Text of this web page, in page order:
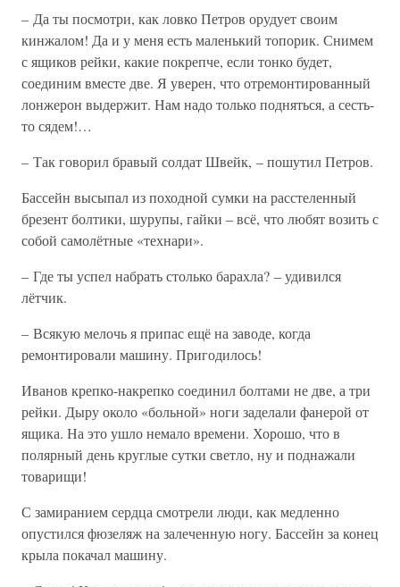
– Да ты посмотри, как ловко Петров орудует своим
кинжалом! Да и у меня есть маленький топорик. Снимем
с ящиков рейки, какие покрепче, если тонко будет,
соединим вместе две. Я уверен, что отремонтированный
лонжерон выдержит. Нам надо только подняться, а сесть-
то сядем!…
– Так говорил бравый солдат Швейк, – пошутил Петров.
Бассейн высыпал из походной сумки на расстеленный
брезент болтики, шурупы, гайки – всё, что любят возить с
собой самолётные «технари».
– Где ты успел набрать столько барахла? – удивился
лётчик.
– Всякую мелочь я припас ещё на заводе, когда
ремонтировали машину. Пригодилось!
Иванов крепко-накрепко соединил болтами не две, а три
рейки. Дыру около «больной» ноги заделали фанерой от
ящика. На это ушло немало времени. Хорошо, что в
полярный день круглые сутки светло, ну и поднажали
товарищи!
С замиранием сердца смотрели люди, как медленно
опустился фюзеляж на залеченную ногу. Бассейн за конец
крыла покачал машину.